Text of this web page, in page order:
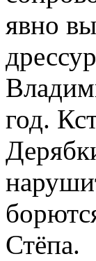
явно
год.
Стёпа.